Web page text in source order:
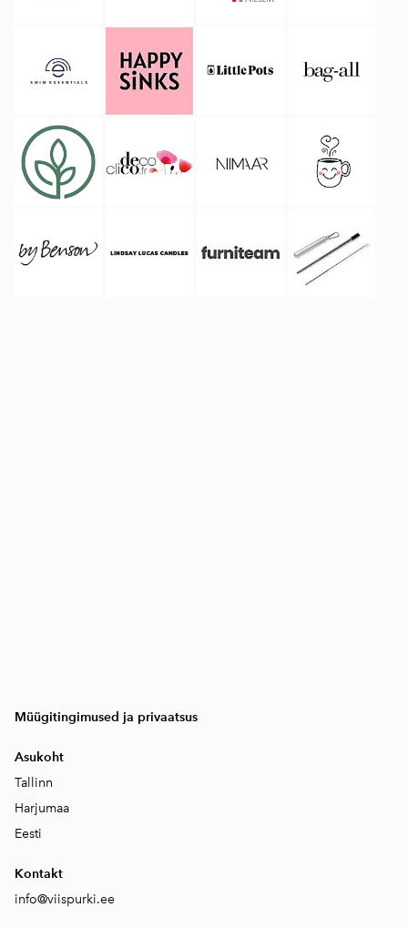
Müügitingimused ja privaatsus
Asukoht
Tallinn
Harjumaa
Eesti
Kontakt
info@viispurki.ee